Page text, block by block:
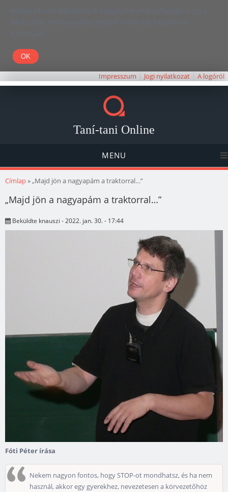
Kedves Olvasó! Weboldalunk böngészésével Ön elfogadja, hogy a
felhasználói élmény javítása céljából cookie-kat használunk.
Köszönjük!
Impresszum Jogi nyilatkozat A logóról
Taní-tani Online
MENU
Jelenlegi hely
Címlap» „Majd jön a nagyapám a traktorral…”
„Majd jön a nagyapám a traktorral…”
Beküldte knauszi - 2022. jan. 30. - 17:44
Fóti Péter írása
Nekem nagyon fontos, hogy STOP-ot mondhatsz, és ha nem
használ, akkor egy gyerekhez, nevezetesen a körvezetőhöz